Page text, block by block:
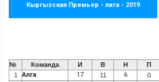
Кыргызская Премьер - лига - 2019
№ Команда И В Н П
1
Алга 17 11 6 0